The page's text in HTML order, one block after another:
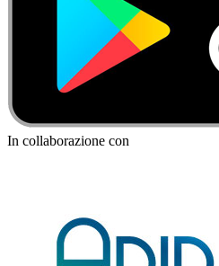
In collaborazione con